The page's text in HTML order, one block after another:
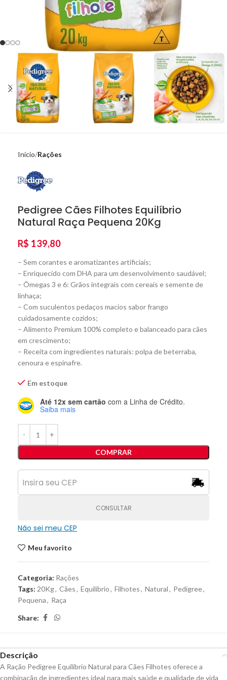
Início Rações
Pedigree Cães Filhotes Equilíbrio
Natural Raça Pequena 20Kg
R$ 139,80
– Sem corantes e aromatizantes artificiais;
– Enriquecido com DHA para um desenvolvimento saudável;
– Ômegas 3 e 6: Grãos integrais com cereais e semente de
linhaça;
– Com suculentos pedaços macios sabor frango
cuidadosamente cozidos;
– Alimento Premium 100% completo e balanceado para cães
em crescimento;
– Receita com ingredientes naturais: polpa de beterraba,
cenoura e espinafre.
Em estoque
Até 12x sem cartão com a Linha de Crédito.
Saiba mais
COMPRAR
CONSULTAR
Não sei meu CEP
Meu favorito
Categoria: Rações
Tags: 20Kg, Cães, Equilíbrio, Filhotes, Natural, Pedigree,
Pequena, Raça
Share:
Descrição
A Ração Pedigree Equilíbrio Natural para Cães Filhotes oferece a
combinação de ingredientes ideal para mais saúde e qualidade de vida